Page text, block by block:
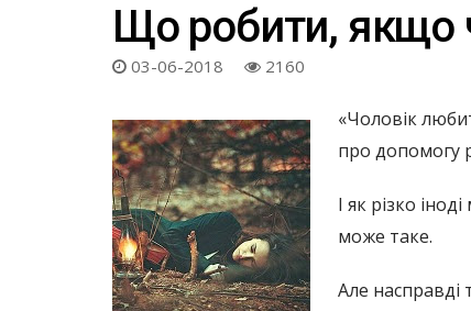
Що робити, якщо
03-06-2018 2160
«Чоловік
про допомогу
І як різко
може таке.
Але насправді